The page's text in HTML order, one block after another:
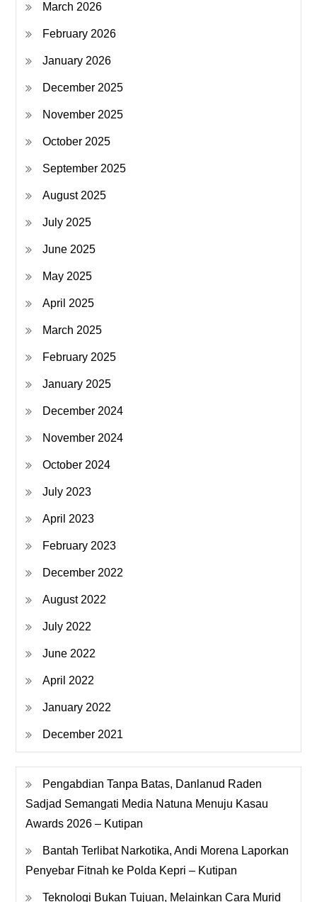
March 2026
February 2026
January 2026
December 2025
November 2025
October 2025
September 2025
August 2025
July 2025
June 2025
May 2025
April 2025
March 2025
February 2025
January 2025
December 2024
November 2024
October 2024
July 2023
April 2023
February 2023
December 2022
August 2022
July 2022
June 2022
April 2022
January 2022
December 2021
Pengabdian Tanpa Batas, Danlanud Raden
Sadjad Semangati Media Natuna Menuju Kasau
Awards 2026 – Kutipan
Bantah Terlibat Narkotika, Andi Morena Laporkan
Penyebar Fitnah ke Polda Kepri – Kutipan
Teknologi Bukan Tujuan, Melainkan Cara Murid